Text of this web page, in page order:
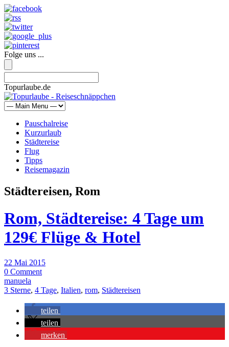
Folge uns ...
Topurlaube.de
Pauschalreise
Kurzurlaub
Städtereise
Flug
Tipps
Reisemagazin
Städtereisen, Rom
Rom, Städtereise: 4 Tage um
129€ Flüge & Hotel
22 Mai 2015
0 Comment
manuela
3 Sterne, 4 Tage, Italien, rom, Städtereisen
teilen
teilen
merken